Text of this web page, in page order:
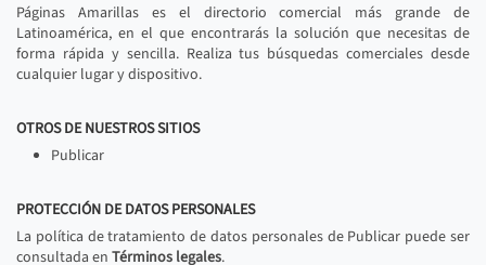
Páginas Amarillas es el directorio comercial más grande de
Latinoamérica, en el que encontrarás la solución que necesitas de
forma rápida y sencilla. Realiza tus búsquedas comerciales desde
cualquier lugar y dispositivo.
OTROS DE NUESTROS SITIOS
Publicar
PROTECCIÓN DE DATOS PERSONALES
La política de tratamiento de datos personales de Publicar puede ser
consultada en Términos legales.